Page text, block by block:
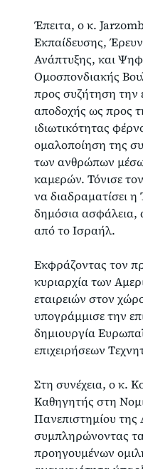
Έπειτα, ο κ.
Εκπαίδευσης,
Ανάπτυξης, και
Ομοσπονδιακής
προς συζήτηση την
αποδοχής ως προς
ιδιωτικότητας
ομαλοποίηση της
των ανθρώπων
καμερών. Τόνισε
να διαδραματίσει
δημόσια ασφάλεια,
από το Ισραήλ.
Εκφράζοντας τον
κυριαρχία των
εταιρειών στον
υπογράμμισε την
δημιουργία
επιχειρήσεων
Στη συνέχεια, ο κ.
Καθηγητής στη
Πανεπιστημίου της
συμπληρώνοντας
προηγουμένων